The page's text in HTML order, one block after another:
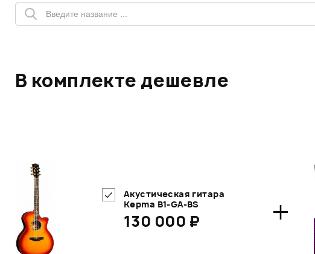
В комплекте дешевле
Акустическая гитара
Kepma B1-GA-BS
130 000 ₽ +